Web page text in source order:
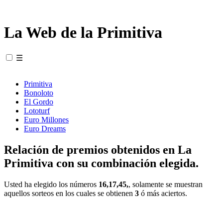
La Web de la Primitiva
☰
Primitiva
Bonoloto
El Gordo
Lototurf
Euro Millones
Euro Dreams
Relación de premios obtenidos en La
Primitiva con su combinación elegida.
Usted ha elegido los números 16,17,45,, solamente se muestran
aquellos sorteos en los cuales se obtienen 3 ó más aciertos.